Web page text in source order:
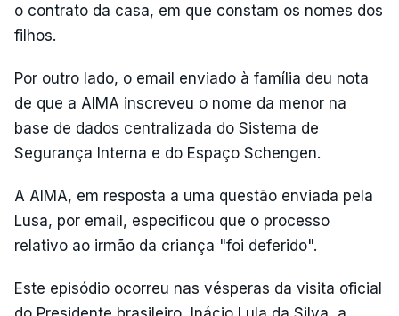
o contrato da casa, em que constam os nomes dos
filhos.
Por outro lado, o email enviado à família deu nota
de que a AIMA inscreveu o nome da menor na
base de dados centralizada do Sistema de
Segurança Interna e do Espaço Schengen.
A AIMA, em resposta a uma questão enviada pela
Lusa, por email, especificou que o processo
relativo ao irmão da criança "foi deferido".
Este episódio ocorreu nas vésperas da visita oficial